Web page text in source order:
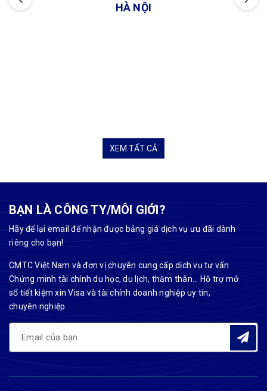
HÀ NỘI
XEM TẤT CẢ
BẠN LÀ CÔNG TY/MÔI GIỚI?
Hãy để lại email để nhận được bảng giá dịch vụ ưu đãi dành
riêng cho bạn!
CMTC Việt Nam và đơn vị chuyên cung cấp dịch vụ tư vấn
Chứng minh tài chính du học, du lịch, thăm thân... Hỗ trợ mở
sổ tiết kiệm xin Visa và tài chính doanh nghiệp uy tín,
chuyên nghiệp.